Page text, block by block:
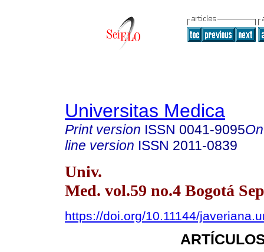
Universitas Medica
Print version ISSN 0041-9095
line version ISSN 2011-0839
Univ.
Med. vol.59 no.4 Bogotá
https://doi.org/10.11144/